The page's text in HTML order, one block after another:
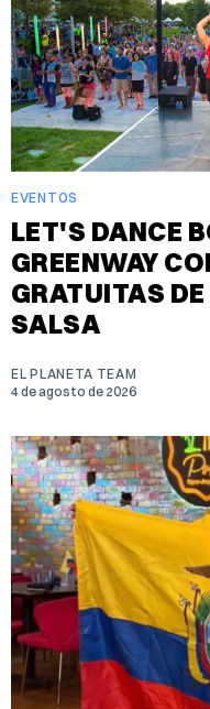
EVENTOS
LET'S DANCE
GREENWAY
GRATUITAS
SALSA
EL PLANETA TEAM
4 de agosto de 2026